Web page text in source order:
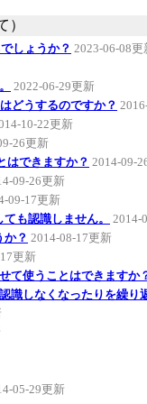
）
しょうか？ 2023-06-08更
2022-06-29更新
どうするのですか？
10-22更新
26更新
はできますか？ 2014-09-
09-26更新
09-17更新
も認識しません。
2014-
？ 2014-08-17更新
更新
て使うことはできますか
識しなくなったりを繰り
05-29更新